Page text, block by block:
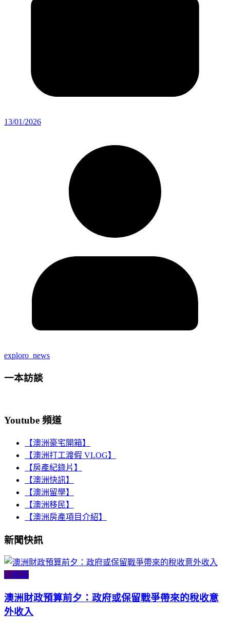
13/01/2026
exploro_news
一本訪談
Youtube 頻道
【澳洲豪宅開箱】
【澳洲打工渡假 VLOG】
【房產紀錄片】
【澳洲快訊】
【澳洲留學】
【澳洲移民】
【澳洲房產項目介紹】
新聞快訊
小智識
澳洲財政預算前夕：政府或保留戰爭帶來的稅收意
外收入